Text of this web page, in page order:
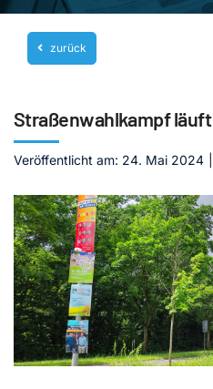
Themen
Blog
Service
Mediathek
Jetzt abonnieren
Kontakt
zurück
Straßenwahlkampf läuft
Veröffentlicht am: 24. Mai 2024